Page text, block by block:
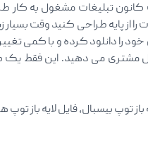
تبلیغات مشغول به کار
پایه طراحی کنید وقت بسیار
را دانلود کرده و با کمی
می دهید. این فقط یک
بیسبال، فایل لایه باز توپ